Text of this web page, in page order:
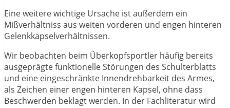
Eine weitere wichtige Ursache ist außerdem ein
Mißverhältniss aus weiten vorderen und engen hinteren
Gelenkkapselverhältnissen.
Wir beobachten beim Überkopfsportler häufig bereits
ausgeprägte funktionelle Störungen des Schulterblatts
und eine eingeschränkte Innendrehbarkeit des Armes,
als Zeichen einer engen hinteren Kapsel, ohne dass
Beschwerden beklagt werden. In der Fachliteratur wird